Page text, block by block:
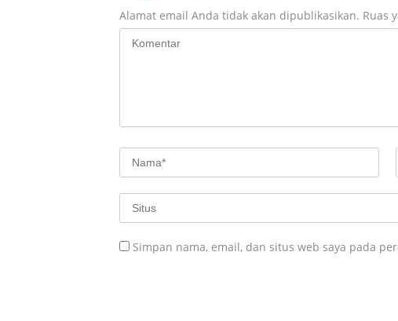
Alamat email Anda tidak akan dipublikasikan. Ruas
Simpan nama, email, dan situs web saya pada